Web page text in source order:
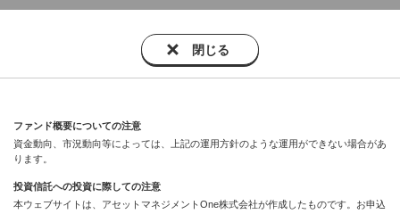
閉じる
ファンド概要についての注意
資金動向、市況動向等によっては、上記の運用方針のような運用ができない場合があ
ります。
投資信託への投資に際しての注意
本ウェブサイトは、アセットマネジメントOne株式会社が作成したものです。お申込